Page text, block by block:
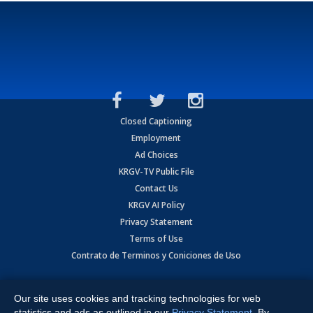
Closed Captioning
Employment
Ad Choices
KRGV-TV Public File
Contact Us
KRGV AI Policy
Privacy Statement
Terms of Use
Contrato de Terminos y Coniciones de Uso
Expressway, Weslaco, TX 78596.
Our site uses cookies and tracking technologies for web